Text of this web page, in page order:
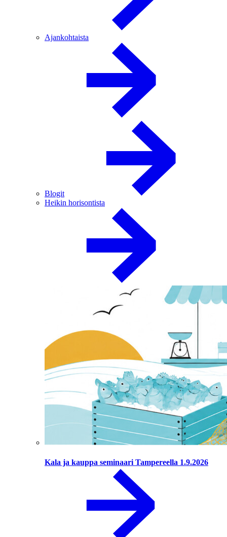
Ajankohtaista
Blogit
Heikin horisontista
Kala ja kauppa seminaari Tampereella 1.9.2026